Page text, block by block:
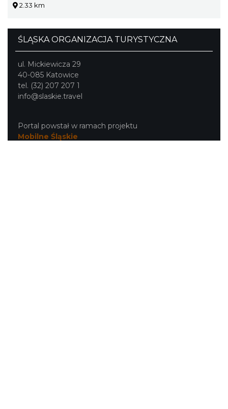
2.33 km
ŚLĄSKA ORGANIZACJA TURYSTYCZNA
ul. Mickiewicza 29
40-085 Katowice
tel. (32) 207 207 1
info@slaskie.travel
Portal powstał w ramach projektu
Mobilne Śląskie